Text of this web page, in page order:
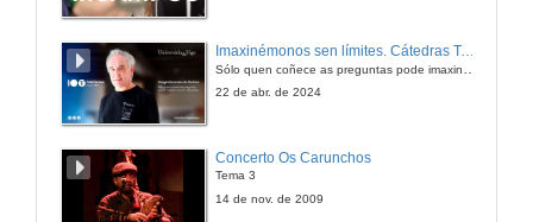
Imaxinémonos sen límites. Cátedras Telefónica
22 de abr. de 2024
Concerto Os Carunchos
Tema 3
14 de nov. de 2009